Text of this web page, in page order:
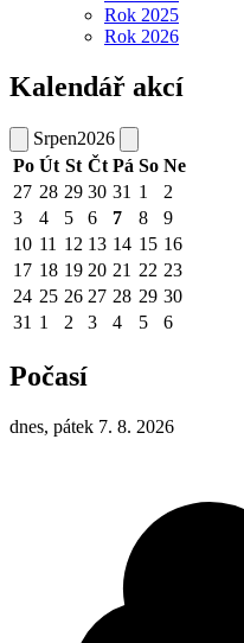
Rok 2025
Rok 2026
Kalendář akcí
Srpen2026
Po Út St Čt Pá So Ne
27 28 29 30 31 1
2
3
4 5 6 7 8
9
10 11 12 13 14 15 16
17 18 19 20 21 22 23
24 25 26 27 28 29 30
31 1 2 3 4 5 6
Počasí
dnes, pátek 7. 8. 2026